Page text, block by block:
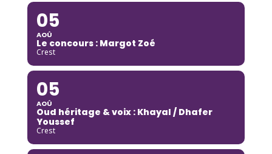
05
AOÛ
Le concours : Margot Zoé
Crest
05
AOÛ
Oud héritage & voix : Khayal / Dhafer
Youssef
Crest